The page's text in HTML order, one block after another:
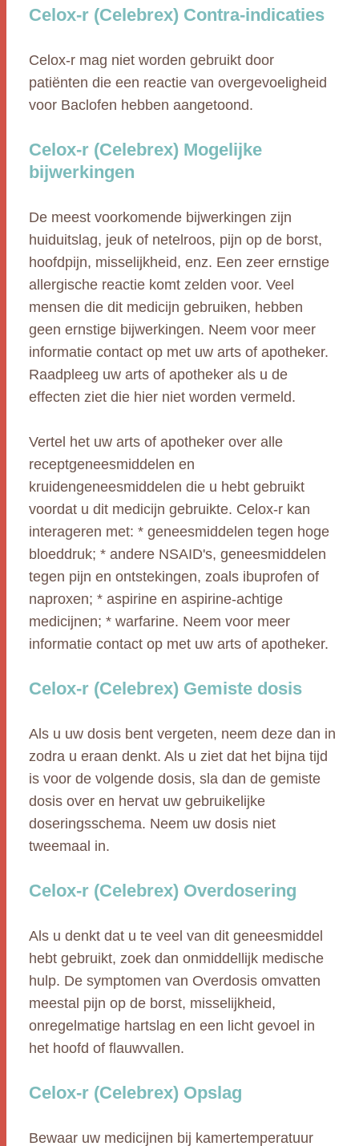
Celox-r (Celebrex) Contra-indicaties
Celox-r mag niet worden gebruikt door
patiënten die een reactie van overgevoeligheid
voor Baclofen hebben aangetoond.
Celox-r (Celebrex) Mogelijke
bijwerkingen
De meest voorkomende bijwerkingen zijn
huiduitslag, jeuk of netelroos, pijn op de borst,
hoofdpijn, misselijkheid, enz. Een zeer ernstige
allergische reactie komt zelden voor. Veel
mensen die dit medicijn gebruiken, hebben
geen ernstige bijwerkingen. Neem voor meer
informatie contact op met uw arts of apotheker.
Raadpleeg uw arts of apotheker als u de
effecten ziet die hier niet worden vermeld.
Vertel het uw arts of apotheker over alle
receptgeneesmiddelen en
kruidengeneesmiddelen die u hebt gebruikt
voordat u dit medicijn gebruikte. Celox-r kan
interageren met: * geneesmiddelen tegen hoge
bloeddruk; * andere NSAID's, geneesmiddelen
tegen pijn en ontstekingen, zoals ibuprofen of
naproxen; * aspirine en aspirine-achtige
medicijnen; * warfarine. Neem voor meer
informatie contact op met uw arts of apotheker.
Celox-r (Celebrex) Gemiste dosis
Als u uw dosis bent vergeten, neem deze dan in
zodra u eraan denkt. Als u ziet dat het bijna tijd
is voor de volgende dosis, sla dan de gemiste
dosis over en hervat uw gebruikelijke
doseringsschema. Neem uw dosis niet
tweemaal in.
Celox-r (Celebrex) Overdosering
Als u denkt dat u te veel van dit geneesmiddel
hebt gebruikt, zoek dan onmiddellijk medische
hulp. De symptomen van Overdosis omvatten
meestal pijn op de borst, misselijkheid,
onregelmatige hartslag en een licht gevoel in
het hoofd of flauwvallen.
Celox-r (Celebrex) Opslag
Bewaar uw medicijnen bij kamertemperatuur